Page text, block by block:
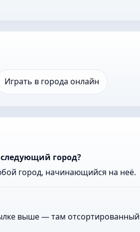
Играть в города онлайн
город?
город, начинающийся на неё.
выше — там отсортированный